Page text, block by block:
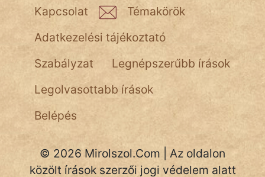
fantom
Hunor
Jób Gedeon
Láron Ádám
mikkamakka
vörös ördög
nagyöreg
Kapcsolat
Témakörök
Adatkezelési tájékoztató
Szabályzat
Legnépszerűbb írások
Legolvasottabb írások
Belépés
© 2026 Mirolszol.Com | Az oldalon
közölt írások szerzői jogi védelem alatt